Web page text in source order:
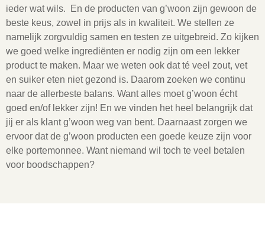
ieder wat wils. En de producten van g’woon zijn gewoon de
beste keus, zowel in prijs als in kwaliteit. We stellen ze
namelijk zorgvuldig samen en testen ze uitgebreid. Zo kijken
we goed welke ingrediënten er nodig zijn om een lekker
product te maken. Maar we weten ook dat té veel zout, vet
en suiker eten niet gezond is. Daarom zoeken we continu
naar de allerbeste balans. Want alles moet g’woon écht
goed en/of lekker zijn! En we vinden het heel belangrijk dat
jij er als klant g’woon weg van bent. Daarnaast zorgen we
ervoor dat de g’woon producten een goede keuze zijn voor
elke portemonnee. Want niemand wil toch te veel betalen
voor boodschappen?